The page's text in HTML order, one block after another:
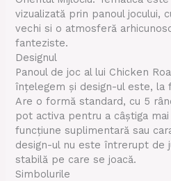
vizualizată prin panoul jocului,
vechi si o atmosferă
fanteziste.
Designul
Panoul de joc al lui Chicken
înțelegem și design-ul este, la
Are o formă standard, cu 5
pot activa pentru a câștiga
funcțiune suplimentară sau
design-ul nu este întrerupt de
stabilă pe care se joacă.
Simbolurile